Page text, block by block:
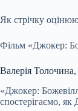
Як стрічку
Фільм «Джокер:
Валерія
«Джокер:
спостерігаємо, як